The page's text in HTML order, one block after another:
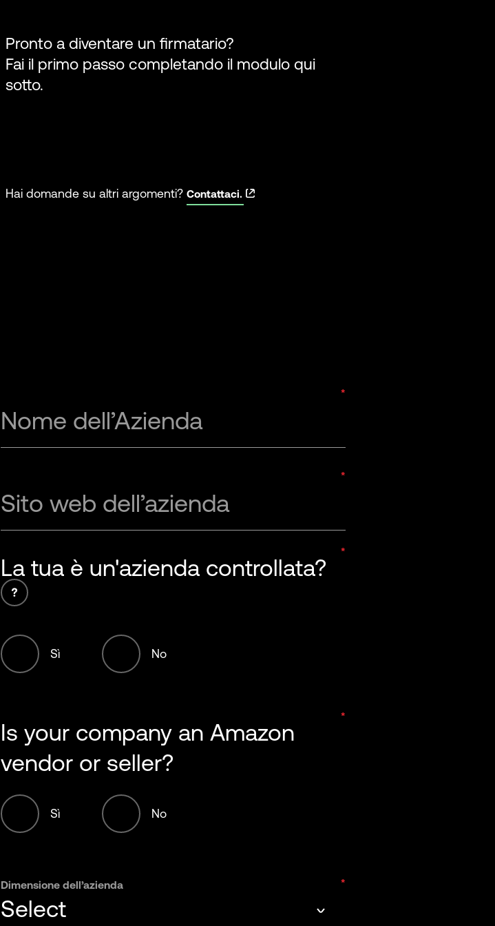
Pronto a diventare un firmatario?
Fai il primo passo completando il modulo qui
sotto.
Hai domande su altri argomenti? Contattaci.
Nome dell’Azienda
Sito web dell’azienda
La tua è un'azienda controllata?
Sì No
Is your company an Amazon
vendor or seller?
Sì No
Dimensione dell’azienda
Select